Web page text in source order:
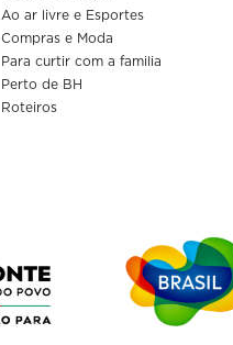
Ao ar livre e Esportes
Compras e Moda
Para curtir com a familia
Perto de BH
Roteiros